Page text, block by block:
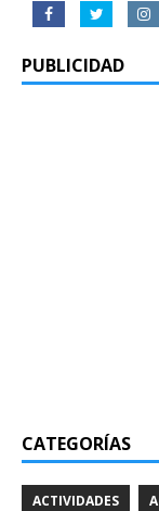
PUBLICIDAD
CATEGORÍAS
ACTIVIDADES